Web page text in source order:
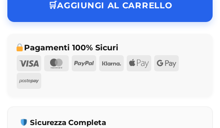
AGGIUNGI AL CARRELLO
Pagamenti 100% Sicuri
Visa
MasterCard
PayPalKlarna Apple Google
Postepay
Sicurezza Completa